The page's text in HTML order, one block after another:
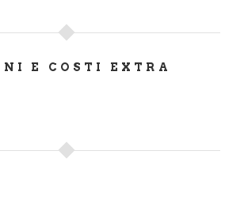
E COSTI EXTRA